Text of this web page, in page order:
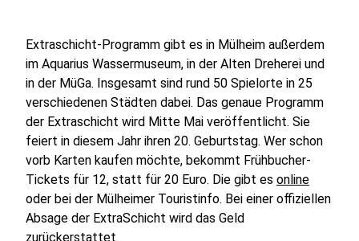
Extraschicht-Programm gibt es in Mülheim außerdem
im Aquarius Wassermuseum, in der Alten Dreherei und
in der MüGa. Insgesamt sind rund 50 Spielorte in 25
verschiedenen Städten dabei. Das genaue Programm
der Extraschicht wird Mitte Mai veröffentlicht. Sie
feiert in diesem Jahr ihren 20. Geburtstag. Wer schon
vorb Karten kaufen möchte, bekommt Frühbucher-
Tickets für 12, statt für 20 Euro. Die gibt es online
oder bei der Mülheimer Touristinfo. Bei einer offiziellen
Absage der ExtraSchicht wird das Geld
zurückerstattet.